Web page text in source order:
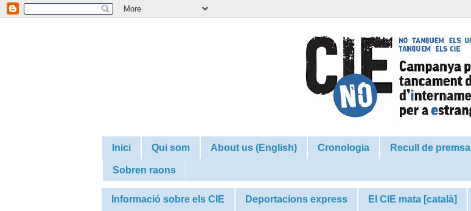
Inici Qui som About us (English) Cronologia Recull de premsa
Sobren raons
Informació sobre els CIE Deportacions express El CIE mata [català]